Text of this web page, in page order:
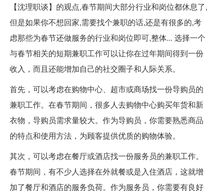
【沈理职谈】的观点,春节期间大部分行业和岗位都休息了,
但是如果你不想回家,需要找个兼职的话,还是有很多的,考
虑那些为春节还做服务的行业和岗位即可,整体... 选择一个
与春节相关的短期兼职工作可以让你在过年期间得到一份
收入，而且还能增加自己的社交圈子和人际关系。
首先，可以考虑在购物中心、超市或商场找一份导购员的
兼职工作。在春节期间，很多人去购物中心购买年货和新
衣物，导购员需求量较大。作为导购员，你需要熟悉商品
的特点和使用方法，为顾客提供优质的购物体验。
其次，可以考虑在餐厅或酒店找一份服务员的兼职工作。
春节期间，有不少人选择在外就餐或是入住酒店，这就增
加了餐厅和酒店的服务负荷。作为服务员，你需要有良好